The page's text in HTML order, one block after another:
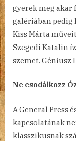
gyerek meg akar
galériában
Kiss Márta
Szegedi Katalin
szemet. Géniusz
Ne csodálkozz
A General Press
kapcsolatának
klasszikusnak